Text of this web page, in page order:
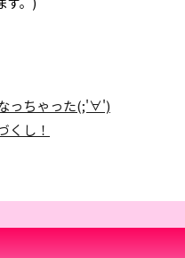
っちゃった(;'∀')
くし！